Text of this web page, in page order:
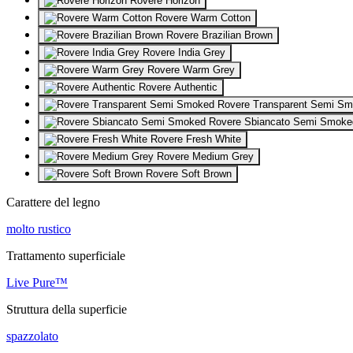
Rovere Warm Cotton
Rovere Brazilian Brown
Rovere India Grey
Rovere Warm Grey
Rovere Authentic
Rovere Transparent Semi
Rovere Sbiancato Semi
Rovere Fresh White
Rovere Medium Grey
Rovere Soft Brown
Carattere del legno
molto rustico
Trattamento superficiale
Live Pure™
Struttura della superficie
spazzolato